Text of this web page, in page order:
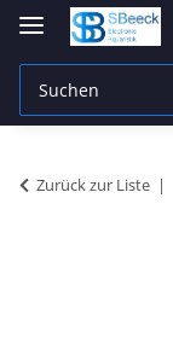
Zurück zur Liste